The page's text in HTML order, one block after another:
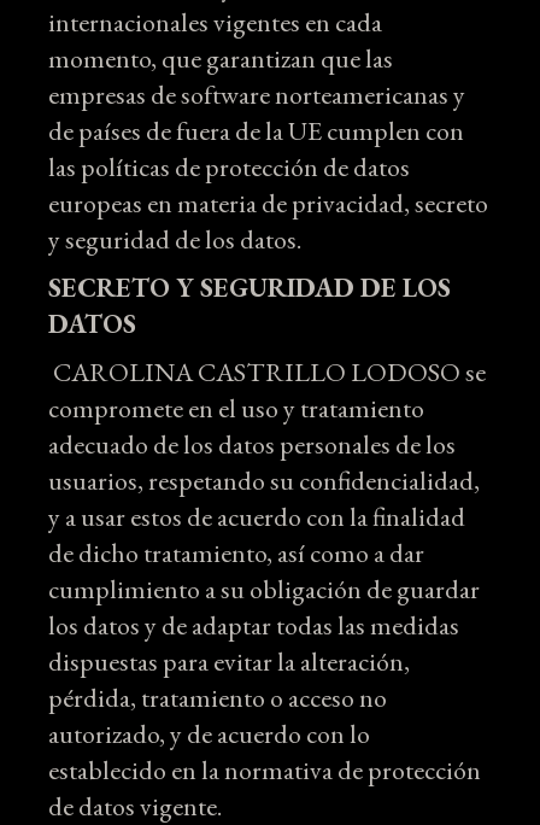
internacionales vigentes en cada
momento, que garantizan que las
empresas de software norteamericanas y
de países de fuera de la UE cumplen con
las políticas de protección de datos
europeas en materia de privacidad, secreto
y seguridad de los datos.
SECRETO Y SEGURIDAD DE LOS
DATOS
CAROLINA CASTRILLO LODOSO se
compromete en el uso y tratamiento
adecuado de los datos personales de los
usuarios, respetando su confidencialidad,
y a usar estos de acuerdo con la finalidad
de dicho tratamiento, así como a dar
cumplimiento a su obligación de guardar
los datos y de adaptar todas las medidas
dispuestas para evitar la alteración,
pérdida, tratamiento o acceso no
autorizado, y de acuerdo con lo
establecido en la normativa de protección
de datos vigente.